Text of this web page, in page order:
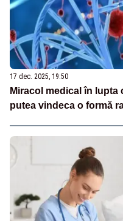
17 dec. 2025, 19:50
Miracol medical în
putea vindeca o formă